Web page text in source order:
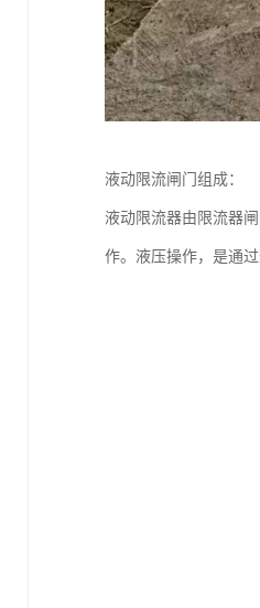
液动限流闸门组成：
液动限流器由限流器
作。液压操作，是通